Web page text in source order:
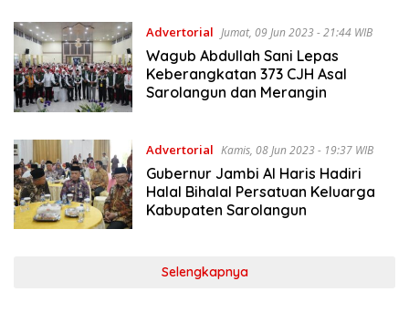
Advertorial Jumat, 09 Jun 2023 - 21:44 WIB
Wagub Abdullah Sani Lepas
Keberangkatan 373 CJH Asal
Sarolangun dan Merangin
Advertorial Kamis, 08 Jun 2023 - 19:37 WIB
Gubernur Jambi Al Haris Hadiri
Halal Bihalal Persatuan Keluarga
Kabupaten Sarolangun
Selengkapnya